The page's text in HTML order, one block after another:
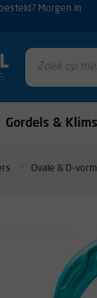
Morgen in
Gordels &
Ovale & D-